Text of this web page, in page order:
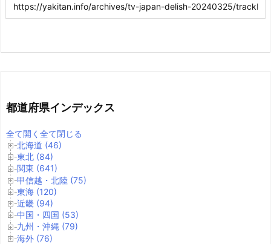
都道府県インデックス
全て開く 全て閉じる
北海道 (46)
東北 (84)
関東 (641)
甲信越・北陸 (75)
東海 (120)
近畿 (94)
中国・四国 (53)
九州・沖縄 (79)
海外 (76)